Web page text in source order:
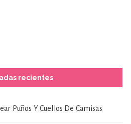
recientes
Puños Y Cuellos De Camisas